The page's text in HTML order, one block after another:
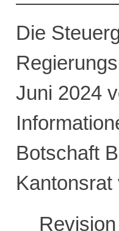
Die
Juni 2024
Botschaft